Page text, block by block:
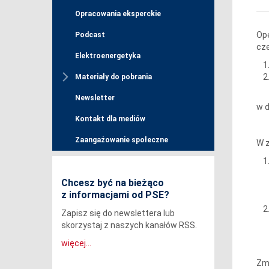
Opracowania eksperckie
Podcast
Elektroenergetyka
Materiały do pobrania
Newsletter
Kontakt dla mediów
Zaangażowanie społeczne
Chcesz być na bieżąco
z informacjami od PSE?
Zapisz się do newslettera lub
skorzystaj z naszych kanałów RSS.
więcej...
w
W